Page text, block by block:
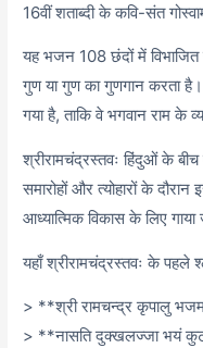
16वीं शताब्दी के कवि-संत
यह भजन 108 छंदों में
गुण या गुण का गुणगान करता है।
गया है, ताकि वे भगवान राम के
श्रीरामचंद्रस्तवः हिंदुओं के
समारोहों और त्योहारों के
आध्यात्मिक विकास के लिए
यहाँ श्रीरामचंद्रस्तवः के पहले
> **श्री रामचन्द्र कृपालु
> **नासति दुक्खलज्जा भयं